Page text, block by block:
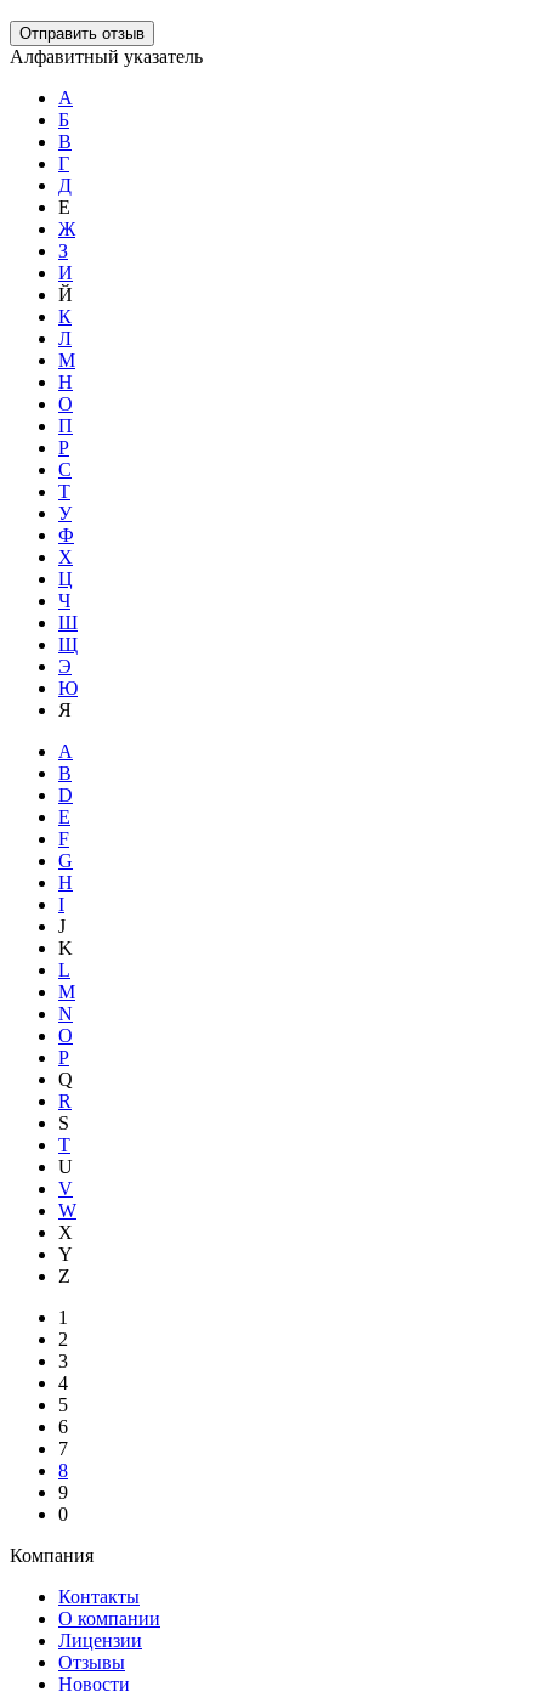
Отправить отзыв
Алфавитный указатель
А
Б
В
Г
Д
Е
Ж
З
И
Й
К
Л
М
Н
О
П
Р
С
Т
У
Ф
Х
Ц
Ч
Ш
Щ
Э
Ю
Я
A
B
D
E
F
G
H
I
J
K
L
M
N
O
P
Q
R
S
T
U
V
W
X
Y
Z
1
2
3
4
5
6
7
8
9
0
Компания
Контакты
О компании
Лицензии
Отзывы
Новости